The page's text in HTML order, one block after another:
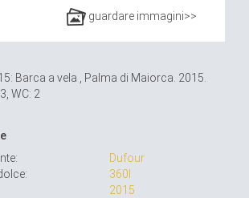
guardare immagini>>
Barca a vela , Palma di Maiorca. 2015.
WC: 2
Dufour
360l
2015